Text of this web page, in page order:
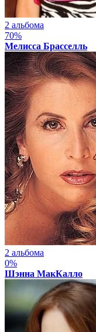
2 альбома
70%
Мелисса Брасселль
2 альбома
0%
Шэнна МакКалло